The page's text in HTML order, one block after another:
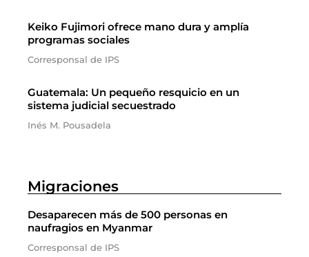
Keiko Fujimori ofrece mano dura y amplía
programas sociales
Corresponsal de IPS
Guatemala: Un pequeño resquicio en un
sistema judicial secuestrado
Inés M. Pousadela
Migraciones
Desaparecen más de 500 personas en
naufragios en Myanmar
Corresponsal de IPS